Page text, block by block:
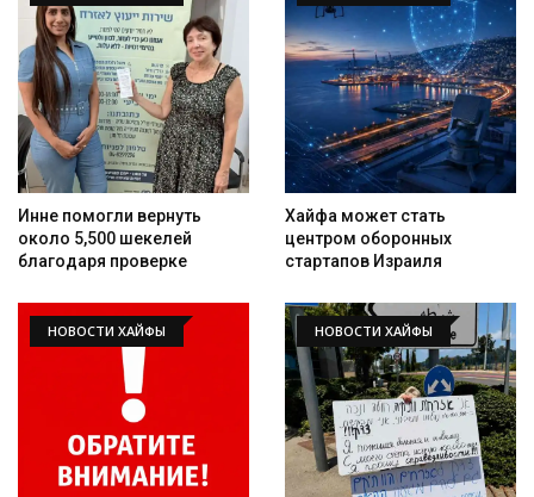
Искать
Инне помогли вернуть
около 5,500 шекелей
благодаря проверке
Хайфа может стать
центром оборонных
стартапов Израиля
НОВОСТИ ХАЙФЫ НОВОСТИ ХАЙФЫ